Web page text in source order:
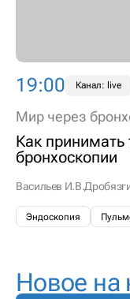
19:00 Канал: live
Мир через
Как
бронхоскопии
Васильев И.В.
Эндоскопия
Новое на